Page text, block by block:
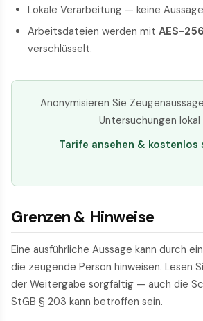
Lokale Verarbeitung — keine
Arbeitsdateien werden mit AES-
verschlüsselt.
Anonymisieren Sie
Untersuchungen
Tarife ansehen &
Grenzen & Hinweise
Eine ausführliche Aussage kann durch
die zeugende Person hinweisen. Lesen
der Weitergabe sorgfältig — auch die
StGB § 203 kann betroffen sein.